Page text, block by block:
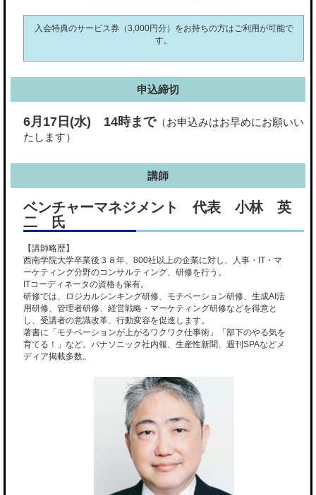
入会特典のサービス券（3,000円分）をお持ちの方はご利用が可能で
す。
申込締切
6月17日(水) 14時まで（お申込みはお早めにお願いい
たします）
講師
ベンチャーマネジメント 代表 小林 英
二 氏
【講師略歴】
西南学院大学卒業後３８年、800社以上の企業に対し、人事・IT・マ
ーケティング分野のコンサルティング、研修を行う。
ITコーディネータの資格も保有。
研修では、ロジカルシンキング研修、モチベーション研修、生成AI活
用研修、管理者研修、経営戦略・マーケティング研修などを得意と
し、受講者の意識改革、行動変容を促進します。
著書に「モチベーションが上がるワクワク仕事術」「部下のやる気を
育てる！」など。パナソニック社内報、生産性新聞、週刊SPAなどメ
ディア掲載多数。